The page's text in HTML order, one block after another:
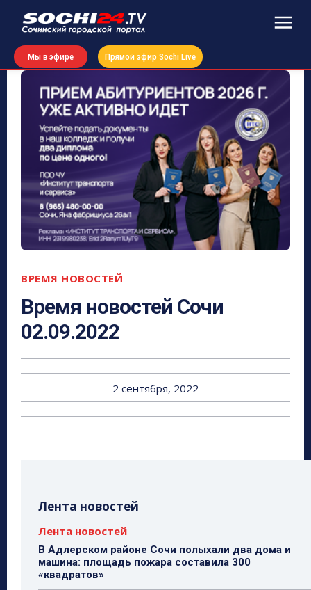
Мы в эфире Прямой эфир Sochi Live
ВРЕМЯ НОВОСТЕЙ
Время новостей Сочи
02.09.2022
2 сентября, 2022
Лента новостей
Лента новостей
В Адлерском районе Сочи полыхали два дома и
машина: площадь пожара составила 300
«квадратов»